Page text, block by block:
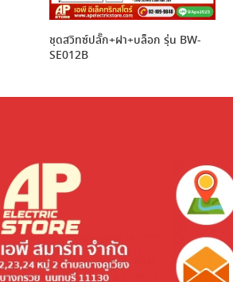
ชุดสวิทซ์ปลั๊ก+ฝา+บล็อก รุ่น BW-
SE012B